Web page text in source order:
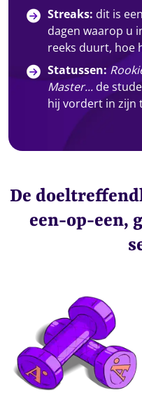
Streaks: dit is
dagen waarop u
reeks duurt, hoe
Statussen:
Master... de
hij vordert in zijn
De
een-op-een,